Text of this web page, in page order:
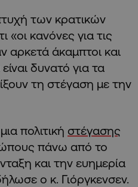
των κρατικών
«οι κανόνες για τις
αρκετά άκαμπτοι και
δυνατό για τα
τη στέγαση με την
πολιτική στέγασης
πάνω από το
και την ευημερία
ο κ. Γιόργκενσεν.